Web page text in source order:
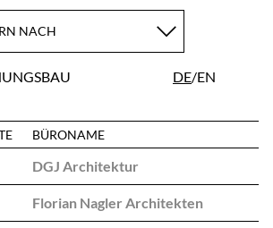
NACH
DE EN
BÜRONAME
DGJ Architektur
Florian Nagler Architekten